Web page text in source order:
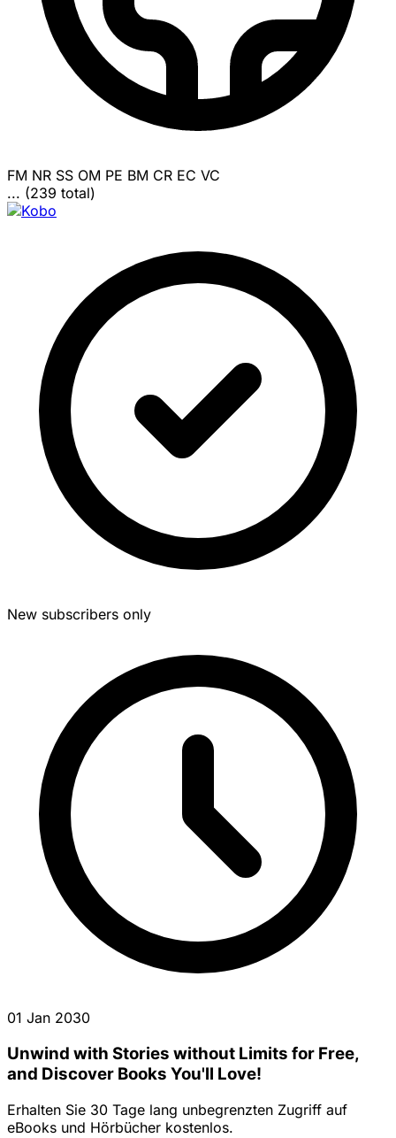
FM NR SS OM PE BM CR EC VC
... (239 total)
New subscribers only
01 Jan 2030
Unwind with Stories without Limits for Free,
and Discover Books You'll Love!
Erhalten Sie 30 Tage lang unbegrenzten Zugriff auf
eBooks und Hörbücher kostenlos.